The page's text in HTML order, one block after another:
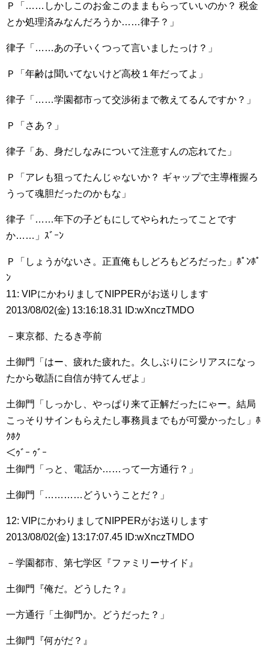
Ｐ「……しかしこのお金このままもらっていいのか？ 税金
とか処理済みなんだろうか……律子？」
律子「……あの子いくつって言いましたっけ？」
Ｐ「年齢は聞いてないけど高校１年だってよ」
律子「……学園都市って交渉術まで教えてるんですか？」
Ｐ「さあ？」
律子「あ、身だしなみについて注意すんの忘れてた」
Ｐ「アレも狙ってたんじゃないか？ ギャップで主導権握ろ
うって魂胆だったのかもな」
律子「……年下の子どもにしてやられたってことです
か……」ｽﾞｰﾝ
Ｐ「しょうがないさ。正直俺もしどろもどろだった」ﾎﾟﾝﾎﾟ
ﾝ
11: VIPにかわりましてNIPPERがお送りします
2013/08/02(金) 13:16:18.31 ID:wXnczTMDO
－東京都、たるき亭前
土御門「はー、疲れた疲れた。久しぶりにシリアスになっ
たから敬語に自信が持てんぜよ」
土御門「しっかし、やっぱり来て正解だったにゃー。結局
こっそりサインもらえたし事務員までもが可愛かったし」ﾎ
ｸﾎｸ
＜ｩﾞｰ ｩﾞｰ
土御門「っと、電話か……って一方通行？」
土御門「…………どういうことだ？」
12: VIPにかわりましてNIPPERがお送りします
2013/08/02(金) 13:17:07.45 ID:wXnczTMDO
－学園都市、第七学区『ファミリーサイド』
土御門『俺だ。どうした？』
一方通行「土御門か。どうだった？」
土御門『何がだ？』